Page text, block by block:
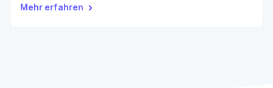
Organisationen
Mehr erfahren